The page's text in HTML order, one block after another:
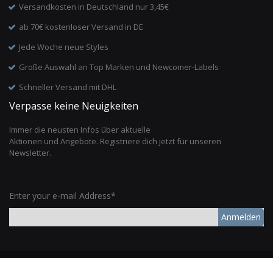
Versandkosten in Deutschland nur 3,45€
ab 70€ kostenloser Versand in DE
Jede Woche neue Styles
Große Auswahl an Top Marken und Newcomer-Labels
Schneller Versand mit DHL
Verpasse keine Neuigkeiten
Immer die neusten Infos über aktuelle
Aktionen und Angebote. Registriere dich jetzt für unseren
Newsletter.
Enter your e-mail Address*
Anmelden